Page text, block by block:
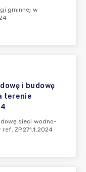
gminnej w
i budowę
terenie
sieci wodno-
ZP.271.1.2024